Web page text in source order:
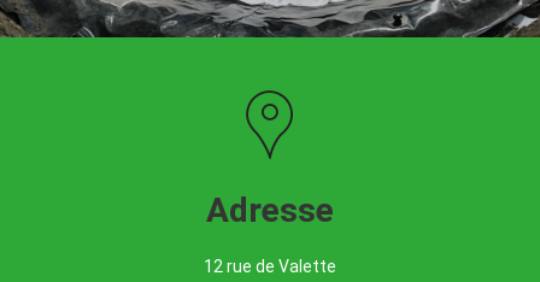
Adresse
12 rue de Valette